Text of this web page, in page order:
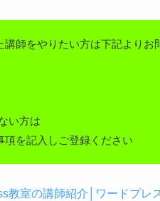
師をやりたい方は下記よりお
い方は
項を記入しご登録ください
教室の講師紹介│ワードプレ